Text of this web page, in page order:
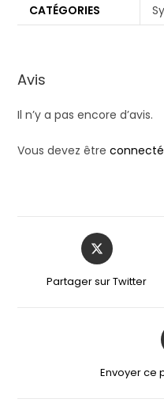
CATÉGORIES
Avis
Il n’y a pas encore d’avis.
Vous devez êtreconnecté
Partager sur Twitter
Envoyer ce